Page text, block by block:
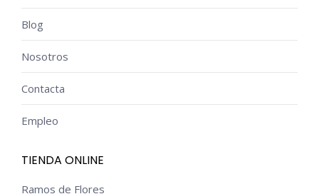
Blog
Nosotros
Contacta
Empleo
TIENDA ONLINE
Ramos de Flores